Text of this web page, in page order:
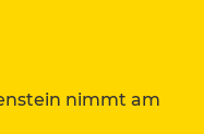
nimmt am